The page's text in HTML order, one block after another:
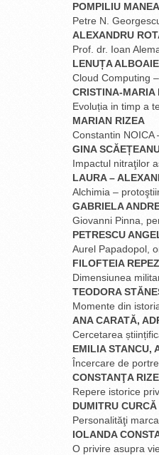
POMPILIU
Petre N.
ALEXANDRU
Prof. dr. Ioan
LENUȚA
Cloud Computing
CRISTINA-MARIA
Evoluția in timp a
MARIAN RIZEA
Constantin NOICA
GINA
Impactul nitraţilor
LAURA –
Alchimia –
GABRIELA
Giovanni Pinna,
PETRESCU
Aurel Papadopol,
FILOFTEIA REPEZ
Dimensiunea
TEODORA
Momente din
ANA CARATĂ,
Cercetarea
EMILIA STANCU,
Încercare de
CONSTANŢA
Repere istorice
DUMITRU CURCĂ
Personalităţi
IOLANDA
O privire asupra